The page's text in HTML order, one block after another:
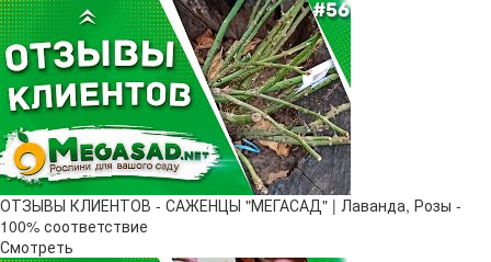
ОТЗЫВЫ КЛИЕНТОВ - САЖЕНЦЫ "МЕГАСАД" | Лаванда, Розы -
100% соответствие
Смотреть